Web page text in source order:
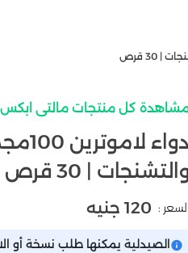
كل منتجات مالتى ابكس
والتشنجات | 30 قرص
السعر : 120 جنيه
الصيدلية يمكنها طلب نسخة أو